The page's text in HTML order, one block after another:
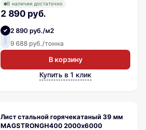
В наличии достаточно
2 890 руб.
2 890 руб./м2
9 688 руб./тонна
В корзину
Купить в 1 клик
Лист стальной горячекатаный 39 мм
MAGSTRONGH400 2000х6000